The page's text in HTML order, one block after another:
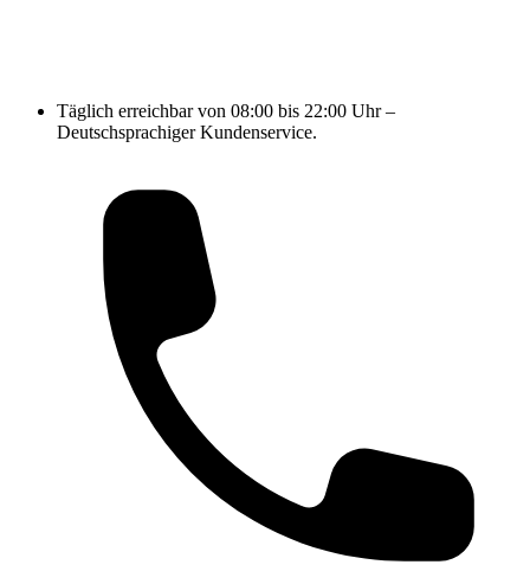
Täglich erreichbar von 08:00 bis 22:00 Uhr –
Deutschsprachiger Kundenservice.